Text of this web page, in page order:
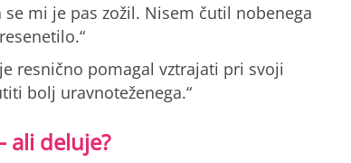
mi je pas zožil. Nisem čutil nobenega
resnično pomagal vztrajati pri svoji
bolj uravnoteženega.“
ali deluje?